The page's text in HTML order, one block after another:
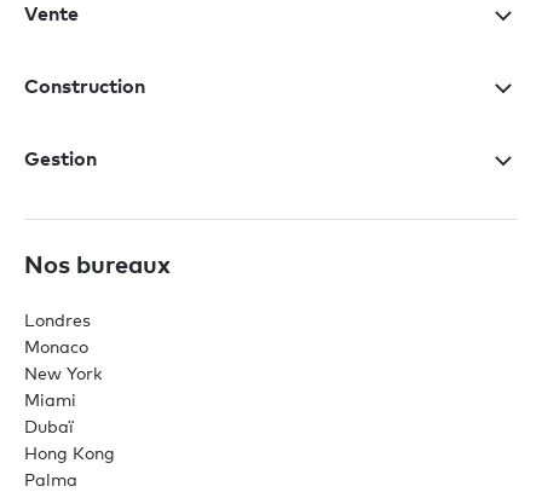
Vente
Construction
Gestion
Nos bureaux
Londres
Monaco
New York
Miami
Dubaï
Hong Kong
Palma